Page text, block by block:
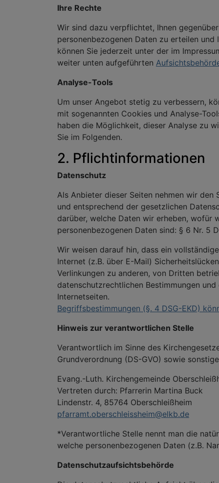
Ihre Rechte
Wir sind dazu verpflichtet, Ihnen
personenbezogenen Daten zu erteilen
können Sie jederzeit unter der im
weiter unten aufgeführten
Analyse-Tools
Um unser Angebot stetig zu verbessern,
mit sogenannten Cookies und Analyse-
haben die Möglichkeit, dieser Analyse zu
Sie im Folgenden.
2. Pflichtinformationen
Datenschutz
Als Anbieter dieser Seiten nehmen wir
und entsprechend der gesetzlichen
darüber, welche Daten wir erheben, wofür
personenbezogenen Daten sind: § 6 Nr. 5
Wir weisen darauf hin, dass ein
Internet (z.B. über E-Mail)
Verlinkungen zu anderen, von Dritten
datenschutzrechtlichen Bestimmungen
Internetseiten.
Begriffsbestimmungen (§. 4 DSG-EKD)
Hinweis zur verantwortlichen Stelle
Verantwortlich im Sinne des
Grundverordnung (DS-GVO) sowie
Evang.-Luth. Kirchengemeinde
Vertreten durch: Pfarrerin Martina Buck
Lindenstr. 4, 85764 Oberschleißheim
pfarramt.oberschleissheim@elkb.de
*Verantwortliche Stelle nennt man die
welche personenbezogenen Daten (z.B.
Datenschutzaufsichtsbehörde